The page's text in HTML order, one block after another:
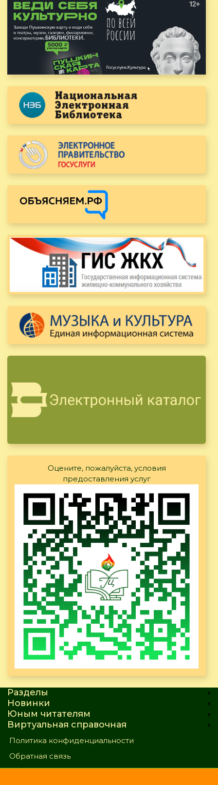
Оцените, пожалуйста, условия
предоставления услуг
Разделы
Новинки
Юным читателям
Виртуальная справочная
Политика конфиденциальности
Обратная связь